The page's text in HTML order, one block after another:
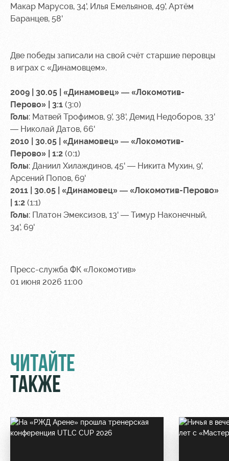
Макар Марусов, 34', Илья Емельянов, 49', Артём
Баранцев, 58'
Две победы записали на свой счёт старшие перовцы
в играх с «Динамовцем».
2009 | 30.05 | «Динамовец» — «Локомотив-
Перово» | 3:1 (3:0)
Голы: Матвей Трофимов, 9', 38', Демид Недоборов, 33'
— Николай Датов, 66'
2010 | 30.05 | «Динамовец» — «Локомотив-
Перово» | 1:2 (0:1)
Голы: Даниил Хилаждинов, 45' — Никита Мухин, 9',
Арсений Попов, 69'
2011 | 30.05 | «Динамовец» — «Локомотив-Перово»
| 1:2 (1:1)
Голы: Платон Эмексизов, 13' — Тимур Наконечный,
34', 69'
Пресс-служба ФК «Локомотив»
01 июня 2026 11:00
ЧИТАЙТЕ
ТАКЖЕ